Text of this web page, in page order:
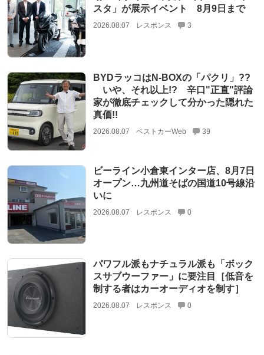
スタ」が展示イベント 8月9日まで
2026.08.07 レスポンス 3
BYDラッコはN-BOXの「パクリ」??
いや、それ以上!? 辛口"正直"評論
家が徹底チェックして分かった隠れた
真価!!
2026.08.07 ベストカーWeb 39
ビーライン小倉東インター店、8月7日
オープン…九州道そばの国道10号線沿
いに
2026.08.07 レスポンス 0
パワフル派もナチュラル派も「ボック
スサブウーファー」に要注目［低音を
制する者はカーオーディオを制す］
2026.08.07 レスポンス 0